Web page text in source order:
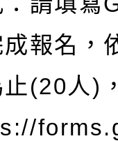
報名，
止(20人)